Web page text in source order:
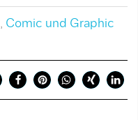
, Comic und Graphic